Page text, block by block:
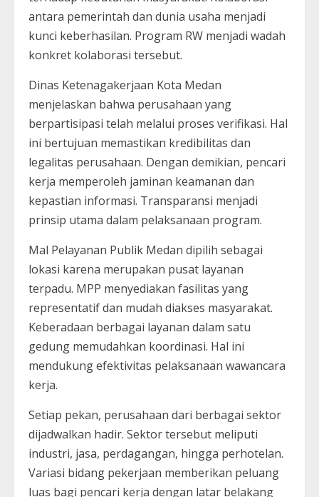
antara pemerintah dan dunia usaha menjadi
kunci keberhasilan. Program RW menjadi wadah
konkret kolaborasi tersebut.
Dinas Ketenagakerjaan Kota Medan
menjelaskan bahwa perusahaan yang
berpartisipasi telah melalui proses verifikasi. Hal
ini bertujuan memastikan kredibilitas dan
legalitas perusahaan. Dengan demikian, pencari
kerja memperoleh jaminan keamanan dan
kepastian informasi. Transparansi menjadi
prinsip utama dalam pelaksanaan program.
Mal Pelayanan Publik Medan dipilih sebagai
lokasi karena merupakan pusat layanan
terpadu. MPP menyediakan fasilitas yang
representatif dan mudah diakses masyarakat.
Keberadaan berbagai layanan dalam satu
gedung memudahkan koordinasi. Hal ini
mendukung efektivitas pelaksanaan wawancara
kerja.
Setiap pekan, perusahaan dari berbagai sektor
dijadwalkan hadir. Sektor tersebut meliputi
industri, jasa, perdagangan, hingga perhotelan.
Variasi bidang pekerjaan memberikan peluang
luas bagi pencari kerja dengan latar belakang